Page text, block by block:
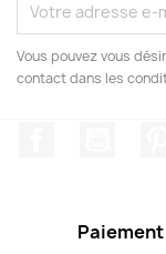
Vous pouvez vous
contact dans les